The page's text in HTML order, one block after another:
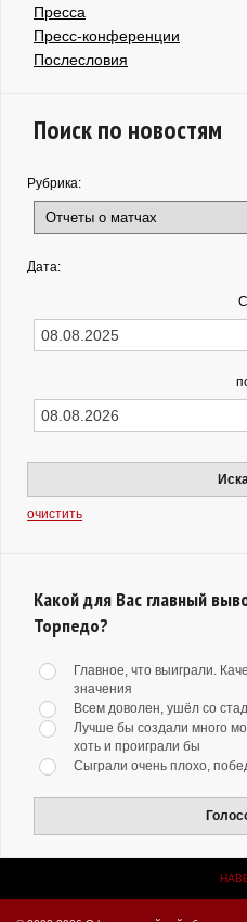
Пресса
Пресс-конференции
Послесловия
Поиск по новостям
Рубрика:
Дата:
С
очистить
Какой для Вас главный
Торпедо?
Главное, что выиграли.
значения
Всем доволен, ушёл со
Лучше бы создали много
хоть и проиграли бы
Сыграли очень плохо,